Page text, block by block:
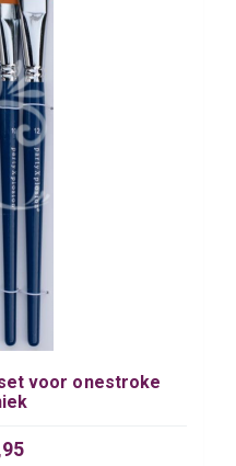
voor onestroke